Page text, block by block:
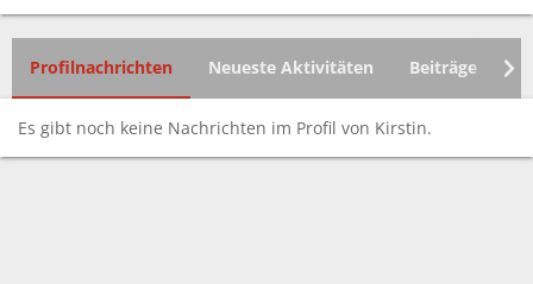
Profilnachrichten Neueste Aktivitäten Beiträge
Es gibt noch keine Nachrichten im Profil von Kirstin.